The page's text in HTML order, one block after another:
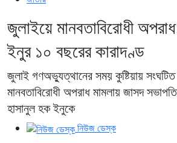
জুলাইয়ে মানবতাবিরোধী
ইনুর ১০ বছরের কারাদণ্ড
জুলাই গণঅভ্যুত্থানের সময় কুষ্টিয়ায়
মানবতাবিরোধী অপরাধ মামলায় জাসদ
হাসানুল হক ইনুকে
নিউজ ডেস্ক